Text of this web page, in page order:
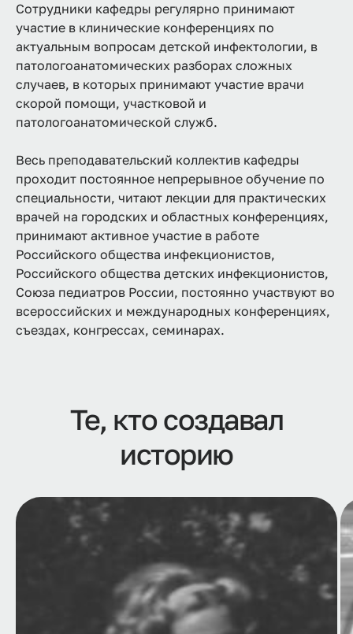
Сотрудники кафедры регулярно принимают
участие в клинические конференциях по
актуальным вопросам детской инфектологии, в
патологоанатомических разборах сложных
случаев, в которых принимают участие врачи
скорой помощи, участковой и
патологоанатомической служб.
Весь преподавательский коллектив кафедры
проходит постоянное непрерывное обучение по
специальности, читают лекции для практических
врачей на городских и областных конференциях,
принимают активное участие в работе
Российского общества инфекционистов,
Российского общества детских инфекционистов,
Союза педиатров России, постоянно участвуют во
всероссийских и международных конференциях,
съездах, конгрессах, семинарах.
Те, кто создавал
историю